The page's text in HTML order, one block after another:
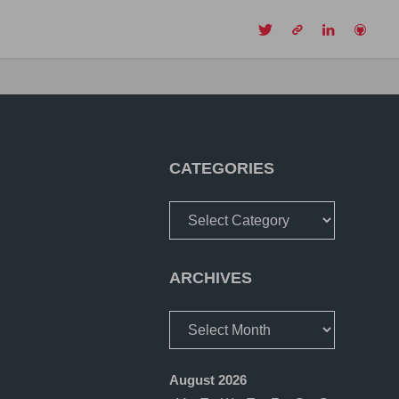
CATEGORIES
ARCHIVES
August 2026